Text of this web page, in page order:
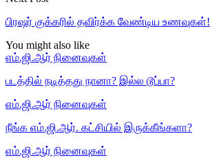
பிரஷர் குக்கரில் தவிர்க்க வேண்டிய உணவுகள்!
You might also like
எம்.ஜி.ஆர் நினைவுகள்
படத்தில் நடித்தது நானா? இல்ல டூப்பா?
எம்.ஜி.ஆர் நினைவுகள்
நீங்க எம்.ஜி.ஆர். கட்சியில் இருக்கீங்களா?
எம்.ஜி.ஆர் நினைவுகள்